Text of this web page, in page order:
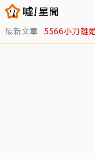
最新文章 5566小刀離